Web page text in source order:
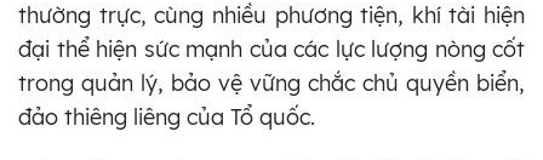
thường trực, cùng nhiều phương tiện, khí tài hiện
đại thể hiện sức mạnh của các lực lượng nòng cốt
trong quản lý, bảo vệ vững chắc chủ quyền biển,
đảo thiêng liêng của Tổ quốc.